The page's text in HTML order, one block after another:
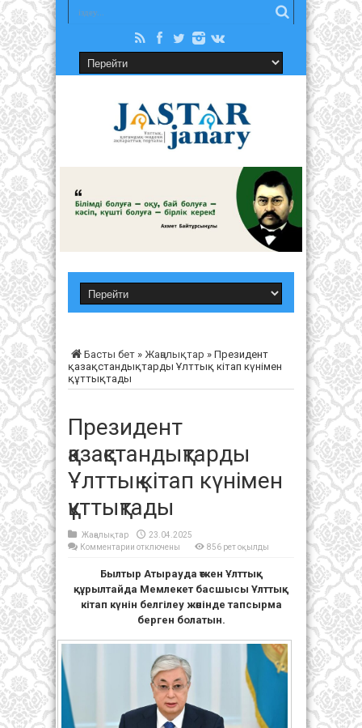
Басты бет » Жаңалықтар » Президент
қазақстандықтарды Ұлттық кітап күнімен
құттықтады
Президент
қазақстандықтарды
Ұлттық кітап күнімен
құттықтады
Жаңалықтар
23.04.2025
Комментарии к
қазақстандықтарды
Ұлттық
кітап
күнімен
құттықтады
отключены 856 рет оқылды
Былтыр Атырауда өткен Ұлттық
құрылтайда Мемлекет басшысы Ұлттық
кітап күнін белгілеу жөнінде тапсырма
берген болатын.